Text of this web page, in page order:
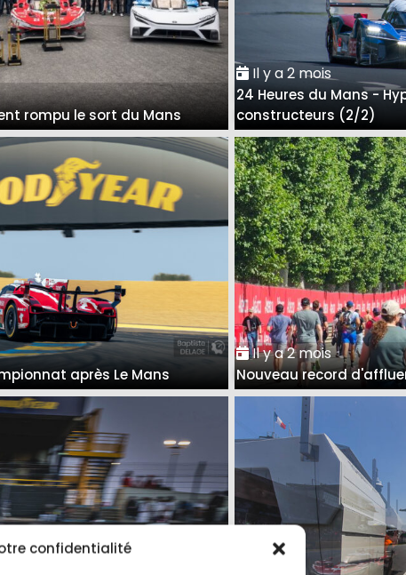
confidentialité
rompu le sort du Mans
Il y a 2 mois
24 Heures du Mans -
constructeurs (2/2)
après Le Mans
Il y a 2 mois
Nouveau record